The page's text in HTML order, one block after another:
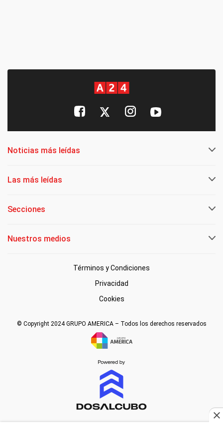
Noticias más leídas
Las más leídas
Secciones
Nuestros medios
Términos y Condiciones
Privacidad
Cookies
© Copyright 2024 GRUPO AMERICA – Todos los derechos reservados